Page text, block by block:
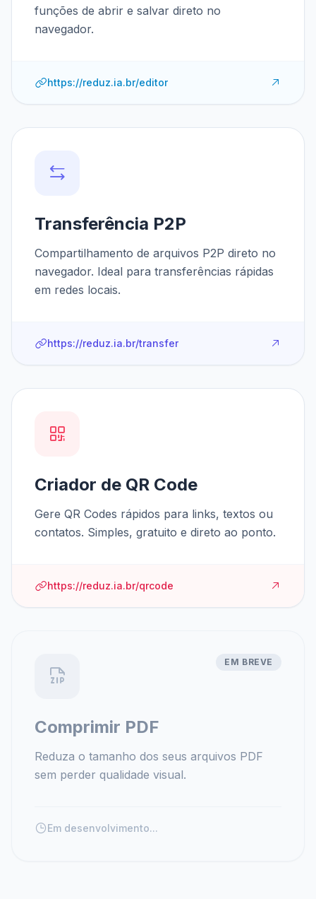
funções de abrir e salvar direto no
navegador.
https://reduz.ia.br/editor
Transferência P2P
Compartilhamento de arquivos P2P direto no
navegador. Ideal para transferências rápidas
em redes locais.
https://reduz.ia.br/transfer
Criador de QR Code
Gere QR Codes rápidos para links, textos ou
contatos. Simples, gratuito e direto ao ponto.
https://reduz.ia.br/qrcode
EM BREVE
Comprimir PDF
Reduza o tamanho dos seus arquivos PDF
sem perder qualidade visual.
Em desenvolvimento...